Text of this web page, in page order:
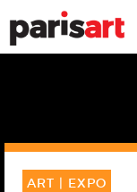
ART | EXPO